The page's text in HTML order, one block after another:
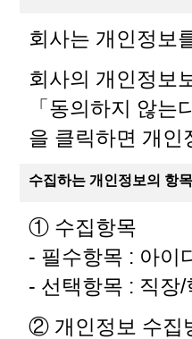
회사는 개인정보
회사의 개인정보
「동의하지 않
을 클릭하면 개인
수집하는 개인정보의 항
① 수집항목
- 필수항목 : 아이
- 선택항목 : 직장
② 개인정보 수집